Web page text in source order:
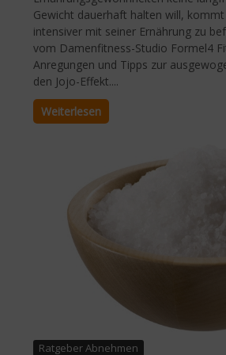
Gewicht dauerhaft halten will, kommt
intensiver mit seiner Ernährung zu
vom Damenfitness-Studio Formel4
Anregungen und Tipps zur
den Jojo-Effekt....
Weiterlesen
Ratgeber Abnehmen